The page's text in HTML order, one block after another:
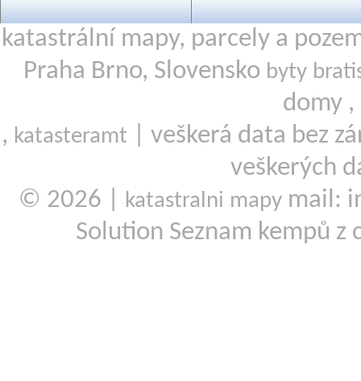
katastrální mapy, parcely a
Praha Brno, Slovensko byty
domy ,
, katasteramt
| veškerá data bez
veškerých
© 2026 |
katastralni mapy mail:
Solution Seznam kempů z